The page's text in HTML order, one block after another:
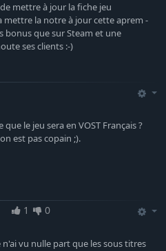
mettre à jour la fiche jeu
mettre la notre à jour cette aprem -
bonus que sur Steam et une
ses clients :-)
le jeu sera en VOST Français ?
est pas copain ;).
1 0
vu nulle part que les sous titres